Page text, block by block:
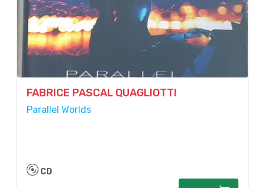
FABRICE PASCAL QUAGLIOTTI
Parallel Worlds
CD